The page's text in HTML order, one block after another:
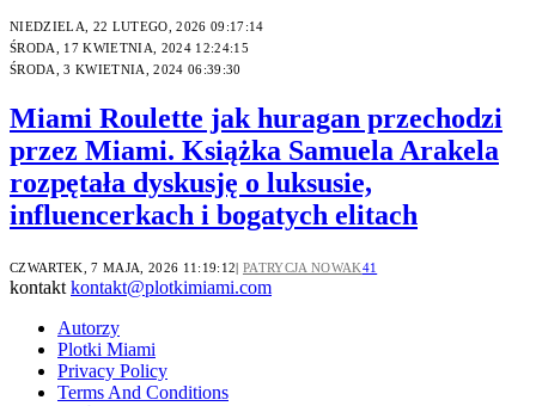
NIEDZIELA, 22 LUTEGO, 2026 09:17:14
ŚRODA, 17 KWIETNIA, 2024 12:24:15
ŚRODA, 3 KWIETNIA, 2024 06:39:30
Miami Roulette jak huragan przechodzi
przez Miami. Książka Samuela Arakela
rozpętała dyskusję o luksusie,
influencerkach i bogatych elitach
CZWARTEK, 7 MAJA, 2026 11:19:12 PATRYCJA NOWAK41
kontakt kontakt@plotkimiami.com
Autorzy
Plotki Miami
Privacy Policy
Terms And Conditions